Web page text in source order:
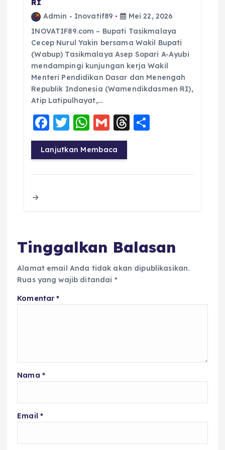
RI
Admin - Inovatif89
Mei 22, 2026
INOVATIF89.com – Bupati Tasikmalaya
Cecep Nurul Yakin bersama Wakil Bupati
(Wabup) Tasikmalaya Asep Sopari A-Ayubi
mendampingi kunjungan kerja Wakil
Menteri Pendidikan Dasar dan Menengah
Republik Indonesia (Wamendikdasmen RI),
Atip Latipulhayat,…
F
a
c
e
T
w
it
te
W
h
a
ts
G
m
ai
l
T
a re
Lanjutkan Membaca
Tinggalkan Balasan
Alamat email Anda tidak akan dipublikasikan.
Ruas yang wajib ditandai *
Komentar*
Nama *
Email *